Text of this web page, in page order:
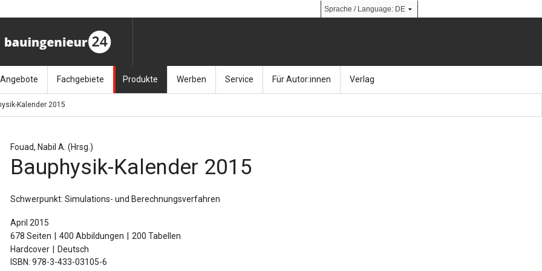
(11.9.26)
(26.11.26)
(3.12.26)
Angebote
Stellenmarkt
Kalender-Preisreduzierung
Fachgebiete
Architektur
Bauen im Bestand
Baurecht
Grundlagen
Produkte
Zeitschriften
Werben Service
Newsletter & Social Media
Für Autor:innen Verlag
Kalender 2015
Fouad, Nabil A. (Hrsg.)
Bauphysik-Kalender 2015
Schwerpunkt: Simulations- und Berechnungsverfahren
April 2015
678 Seiten
400 Abbildungen
200 Tabellen
Hardcover
Deutsch
ISBN: 978-3-433-03105-6